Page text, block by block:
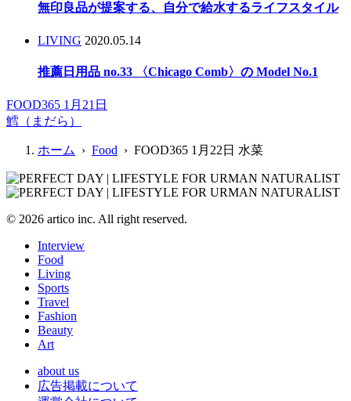
無印良品が提案する、自分で給水するライフスタイル
LIVING 2020.05.14
推薦日用品 no.33 〈Chicago Comb〉の Model No.1
FOOD365 1月21日
鱈（まだら）
ホーム › Food › FOOD365 1月22日 水菜
© 2026 artico inc. All right reserved.
Interview
Food
Living
Sports
Travel
Fashion
Beauty
Art
about us
広告掲載について